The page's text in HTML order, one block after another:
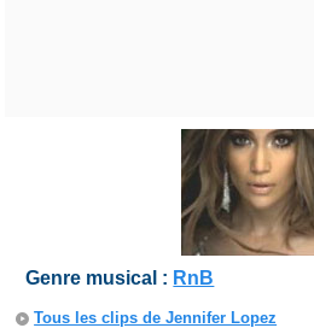
Genre musical : RnB
Tous les clips de Jennifer Lopez